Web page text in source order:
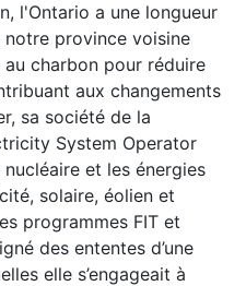
l'Ontario a une longueur
notre province voisine
charbon pour réduire
aux changements
sa société de la
System Operator
et les énergies
solaire, éolien et
programmes FIT et
des ententes d’une
elle s’engageait à